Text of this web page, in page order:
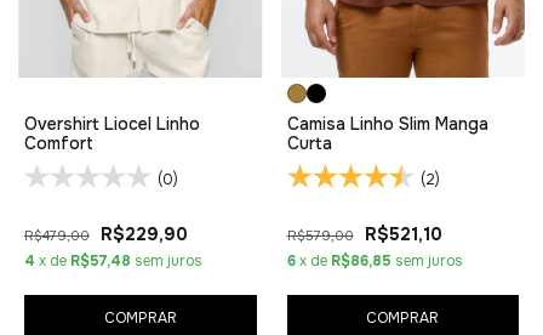
Overshirt Liocel Linho
Comfort
(0)
R$479,00 R$229,90
4 x de R$57,48 sem juros
COMPRAR
Camisa Linho Slim Manga
Curta
(2)
R$579,00 R$521,10
6 x de R$86,85 sem juros
COMPRAR